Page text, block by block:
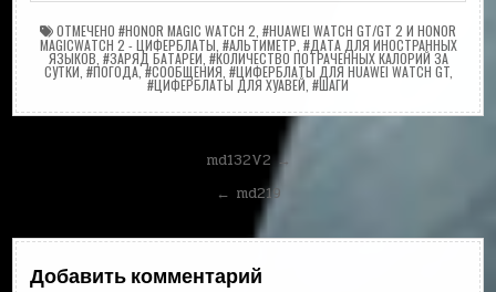
ОТМЕЧЕНО #HONOR MAGIC WATCH 2, #HUAWEI WATCH GT/GT 2 И HONOR
MAGICWATCH 2 - ЦИФЕРБЛАТЫ, #АЛЬТИМЕТР, #ДАТА ДЛЯ ИНОСТРАННЫХ
ЯЗЫКОВ, #ЗАРЯД БАТАРЕИ, #КОЛИЧЕСТВО ПОТРАЧЕННЫХ КАЛОРИЙ ЗА
СУТКИ, #ПОГОДА,#СООБЩЕНИЯ, #ЦИФЕРБЛАТЫ ДЛЯ HUAWEI WATCH GT,
#ЦИФЕРБЛАТЫ ДЛЯ ХУАВЕЙ, #ШАГИ
md132V2 →
← md219
Добавить комментарий